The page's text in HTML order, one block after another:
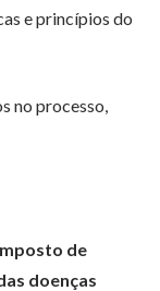
e princípios do
no processo,
de
doenças